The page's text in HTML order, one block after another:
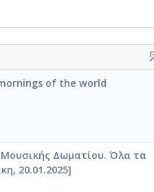
of the world
Δωματίου. Όλα τα
20.01.2025]